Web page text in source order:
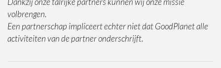
volbrengen.
Een partnerschap impliceert echter niet dat GoodPlanet alle
activiteiten van de partner onderschrijft.